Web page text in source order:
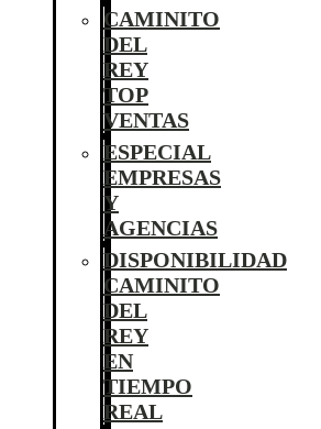
CAMINITO
DEL
REY
TOP
VENTAS
ESPECIAL
EMPRESAS
Y
AGENCIAS
DISPONIBILIDAD
CAMINITO
DEL
REY
EN
TIEMPO
REAL